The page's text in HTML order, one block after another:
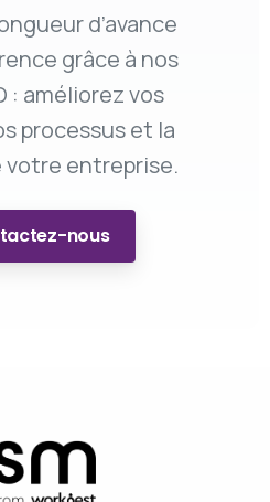
d’avance
grâce à nos
: améliorez vos
processus et la
entreprise.
nous